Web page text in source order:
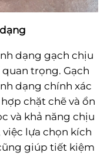
dạng gạch chịu
trọng. Gạch
dạng chính xác
chặt chẽ và ổn
và khả năng chịu
lựa chọn kích
giúp tiết kiệm